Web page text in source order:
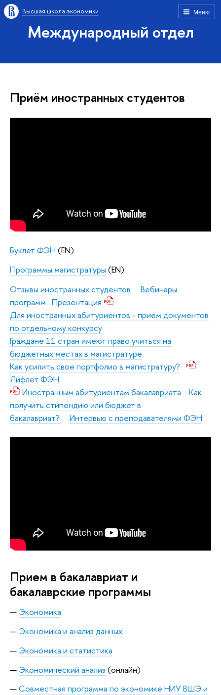
Меню
Высшая школа экономики
Международный отдел
Приём иностранных студентов
Буклет ФЭН (EN)
Программы магистратуры (EN)
Отзывы иностранных студентов
Вебинары
программ Презентация
Для иностранных абитуриентов - прием документов
по отдельному конкурсу
Граждане 11 стран имеют право учиться на
бюджетных местах в магистратуре
Как усилить свое портфолио в магистратуру?
Лифлет ФЭН
Иностранным абитуриентам бакалавриата
Как
получить стипендию или бюджет в
бакалавриат?
Интервью с преподавателями ФЭН
Прием в бакалавриат и
бакалаврские программы
Экономика
Экономика и анализ данных
Экономика и статистика
Экономический анализ (онлайн)
Совместная программа по экономике НИУ ВШЭ и